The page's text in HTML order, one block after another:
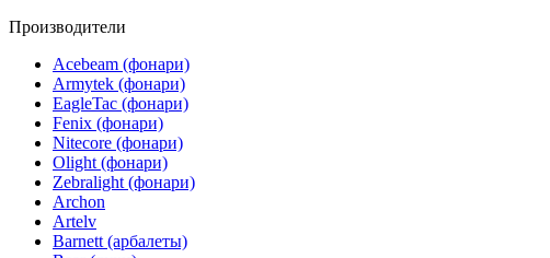
Производители
Acebeam (фонари)
Armytek (фонари)
EagleTac (фонари)
Fenix (фонари)
Nitecore (фонари)
Olight (фонари)
Zebralight (фонари)
Archon
Artelv
Barnett (арбалеты)